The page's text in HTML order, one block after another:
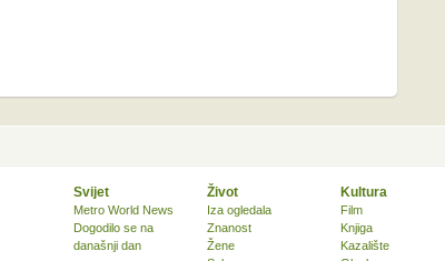
Svijet
Metro World News
Dogodilo se na
današnji dan
Život
Iza ogledala
Znanost
Žene
Kultura
Film
Knjiga
Kazalište